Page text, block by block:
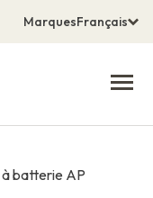
MarquesFrançais
à batterie AP